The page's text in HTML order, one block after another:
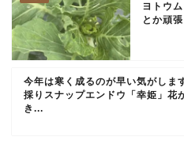
ヨトウ
とか頑
今年は寒く成るのが早い気がしま
採りスナップエンドウ「幸姫」花
き...